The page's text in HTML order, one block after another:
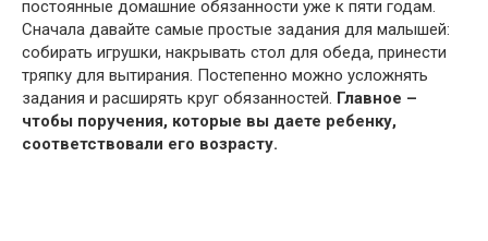
постоянные домашние обязанности уже к пяти годам.
Сначала давайте самые простые задания для малышей:
собирать игрушки, накрывать стол для обеда, принести
тряпку для вытирания. Постепенно можно усложнять
задания и расширять круг обязанностей. Главное –
чтобы поручения, которые вы даете ребенку,
соответствовали его возрасту.